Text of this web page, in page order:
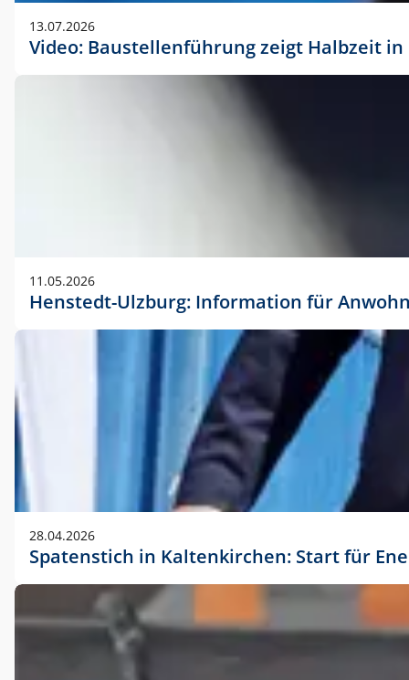
13.07.2026
Video: Baustellenführung zeigt Halbzeit
11.05.2026
Henstedt-Ulzburg: Information für
28.04.2026
Spatenstich in Kaltenkirchen: Start für